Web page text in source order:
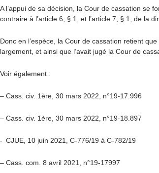
A l’appui de sa décision, la Cour de cassation se
contraire à l’article 6, § 1, et l’article 7, § 1, de la
Donc en l’espèce, la Cour de cassation retient
largement, et ainsi que l’avait jugé la Cour de
Voir également :
– Cass. civ. 1ère, 30 mars 2022, n°19-17.996
– Cass. civ. 1ère, 30 mars 2022, n°19-18.897
- CJUE, 10 juin 2021, C-776/19 à C-782/19
– Cass. com. 8 avril 2021, n°19-17997